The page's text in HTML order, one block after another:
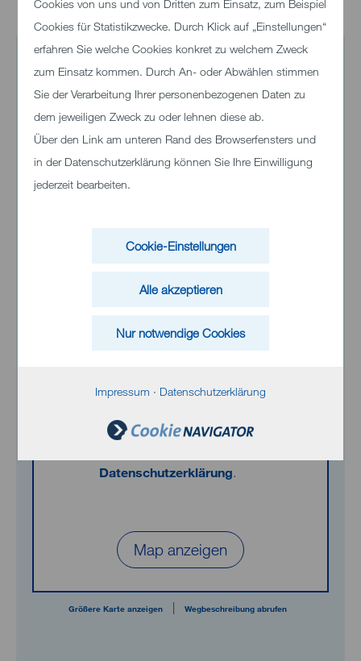
Cookies von uns und von Dritten zum Einsatz, zum Beispiel
Cookies für Statistikzwecke. Durch Klick auf „Einstellungen“
erfahren Sie welche Cookies konkret zu welchem Zweck
zum Einsatz kommen. Durch An- oder Abwählen stimmen
Sie der Verarbeitung Ihrer personenbezogenen Daten zu
dem jeweiligen Zweck zu oder lehnen diese ab.
Über den Link am unteren Rand des Browserfensters und
in der Datenschutzerklärung können Sie Ihre Einwilligung
jederzeit bearbeiten.
Cookie-Einstellungen
Alle akzeptieren
Nur notwendige Cookies
Impressum · Datenschutzerklärung
Klinikum Heidenheim
89522 Heidenheim
Daten an Bing übermittelt werden. Weitere
Datenschutzerklärung.
Map anzeigen
Größere Karte anzeigen| Wegbeschreibung abrufen